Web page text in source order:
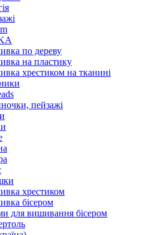
по дереву
на пластику
хрестиком на тканині
пейзажі
хрестиком
бісером
для вишивання бісером